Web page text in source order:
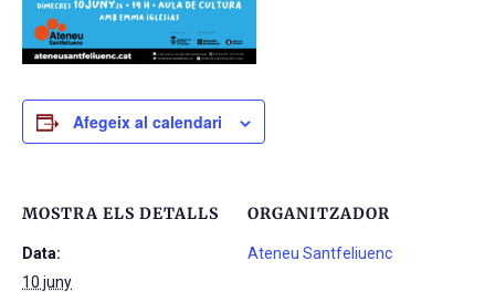
Afegeix al calendari
MOSTRA ELS DETALLS
Data:
10 juny
ORGANITZADOR
Ateneu Santfeliuenc